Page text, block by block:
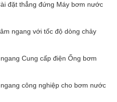
đặt thẳng đứng Máy bơm nước
ngang với tốc độ dòng chảy
Cung cấp điện Ống bơm
công nghiệp cho bơm nước